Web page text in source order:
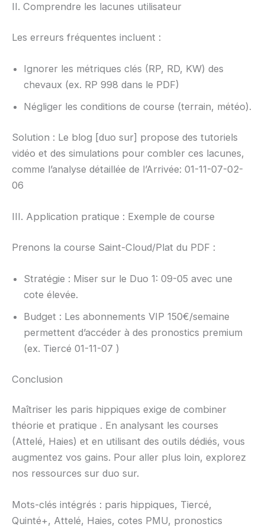
II. Comprendre les lacunes utilisateur
Les erreurs fréquentes incluent :
Ignorer les métriques clés (RP, RD, KW) des
chevaux (ex. RP 998 dans le PDF)
Négliger les conditions de course (terrain, météo).
Solution : Le blog [duo sur] propose des tutoriels
vidéo et des simulations pour combler ces lacunes,
comme l’analyse détaillée de l’Arrivée: 01-11-07-02-
06
III. Application pratique : Exemple de course
Prenons la course Saint-Cloud/Plat du PDF :
Stratégie : Miser sur le Duo 1: 09-05 avec une
cote élevée.
Budget : Les abonnements VIP 150€/semaine
permettent d’accéder à des pronostics premium
(ex. Tiercé 01-11-07 )
Conclusion
Maîtriser les paris hippiques exige de combiner
théorie et pratique . En analysant les courses
(Attelé, Haies) et en utilisant des outils dédiés, vous
augmentez vos gains. Pour aller plus loin, explorez
nos ressources sur duo sur.
Mots-clés intégrés : paris hippiques, Tiercé,
Quinté+, Attelé, Haies, cotes PMU, pronostics